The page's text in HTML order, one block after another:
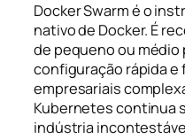
Docker Swarm é o
nativo de Docker. É
de pequeno ou
configuração rápida e
empresariais
Kubernetes continua
indústria